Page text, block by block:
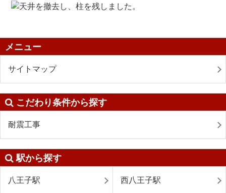
メニュー
サイトマップ
こだわり条件から探す
耐震工事
駅から探す
八王子駅 西八王子駅